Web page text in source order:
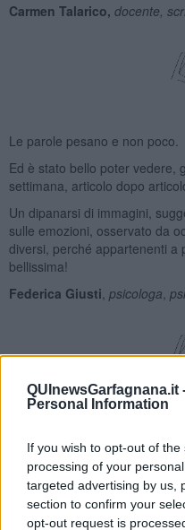
QUInewsGarfagnana.it
Personal Information
If you wish to opt-out of
processing of your
targeted advertising by us,
section to confirm your
opt-out request is
Carmen Talarico, docente,
Le parole pesano e non poco.
Ed è stato bello poter vedere,
settimana, articolo dopo
Un dipanarsi di immagini,
sulle emozioni, osservato da
diversi, perché appartenenti a
bellissima!
Federica Giusti psicologa
del loro significato tecnico è
Ho potuto offrire uno sguardo
stato davvero bello poter
professioniste con le loro